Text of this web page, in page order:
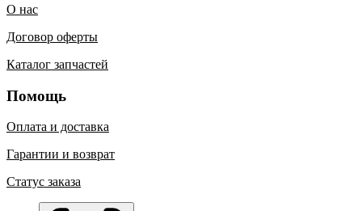
О нас
Договор оферты
Каталог запчастей
Помощь
Оплата и доставка
Гарантии и возврат
Статус заказа